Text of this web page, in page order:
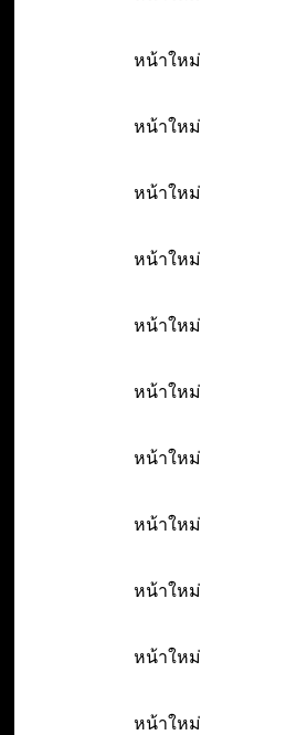
หน้าใหม่
หน้าใหม่
หน้าใหม่
หน้าใหม่
หน้าใหม่
หน้าใหม่
หน้าใหม่
หน้าใหม่
หน้าใหม่
หน้าใหม่
หน้าใหม่